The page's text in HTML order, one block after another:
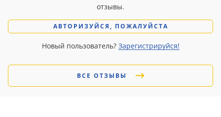
отзывы.
АВТОРИЗУЙСЯ, ПОЖАЛУЙСТА
Новый пользователь? Зарегистрируйся!
ВСЕ ОТЗЫВЫ